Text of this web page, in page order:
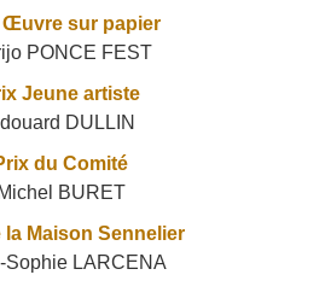
Œuvre sur papier
PONCE FEST
Jeune artiste
DULLIN
du Comité
Michel BURET
la Maison Sennelier
Sophie LARCENA